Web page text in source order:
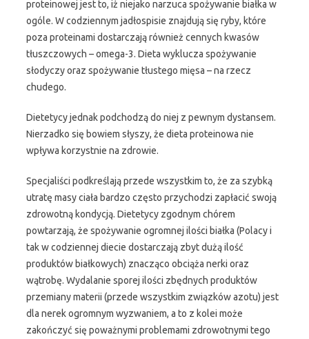
proteinowej jest to, iż niejako narzuca spożywanie białka w
ogóle. W codziennym jadłospisie znajdują się ryby, które
poza proteinami dostarczają również cennych kwasów
tłuszczowych – omega-3. Dieta wyklucza spożywanie
słodyczy oraz spożywanie tłustego mięsa – na rzecz
chudego.
Dietetycy jednak podchodzą do niej z pewnym dystansem.
Nierzadko się bowiem słyszy, że dieta proteinowa nie
wpływa korzystnie na zdrowie.
Specjaliści podkreślają przede wszystkim to, że za szybką
utratę masy ciała bardzo często przychodzi zapłacić swoją
zdrowotną kondycją. Dietetycy zgodnym chórem
powtarzają, że spożywanie ogromnej ilości białka (Polacy i
tak w codziennej diecie dostarczają zbyt dużą ilość
produktów białkowych) znacząco obciąża nerki oraz
wątrobę. Wydalanie sporej ilości zbędnych produktów
przemiany materii (przede wszystkim związków azotu) jest
dla nerek ogromnym wyzwaniem, a to z kolei może
zakończyć się poważnymi problemami zdrowotnymi tego